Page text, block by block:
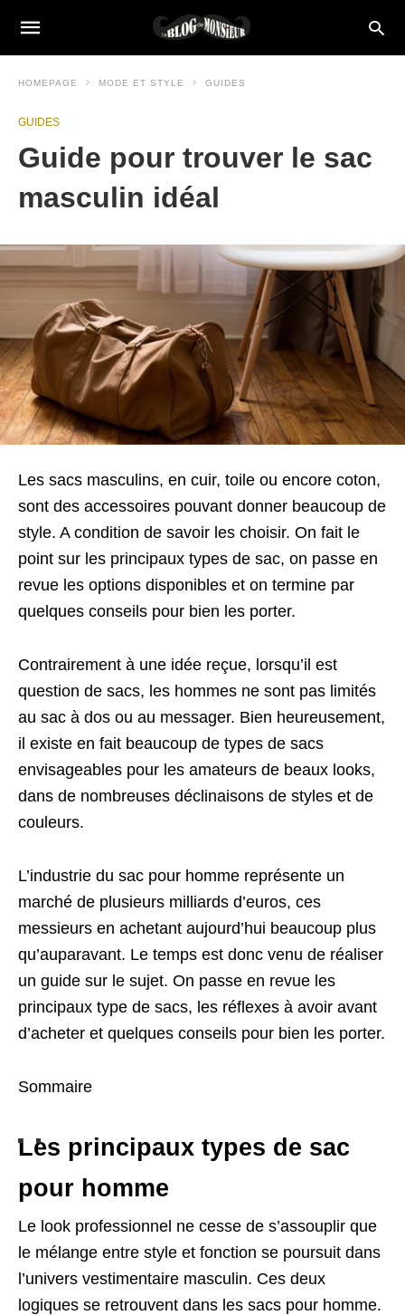
HOMEPAGE MODE ET STYLE GUIDES
GUIDES
Guide pour trouver le sac
masculin idéal
Les sacs masculins, en cuir, toile ou encore coton,
sont des accessoires pouvant donner beaucoup de
style. A condition de savoir les choisir. On fait le
point sur les principaux types de sac, on passe en
revue les options disponibles et on termine par
quelques conseils pour bien les porter.
Contrairement à une idée reçue, lorsqu’il est
question de sacs, les hommes ne sont pas limités
au sac à dos ou au messager. Bien heureusement,
il existe en fait beaucoup de types de sacs
envisageables pour les amateurs de beaux looks,
dans de nombreuses déclinaisons de styles et de
couleurs.
L’industrie du sac pour homme représente un
marché de plusieurs milliards d’euros, ces
messieurs en achetant aujourd’hui beaucoup plus
qu’auparavant. Le temps est donc venu de réaliser
un guide sur le sujet. On passe en revue les
principaux type de sacs, les réflexes à avoir avant
d’acheter et quelques conseils pour bien les porter.
Sommaire
Les principaux types de sac
pour homme
Le look professionnel ne cesse de s’assouplir que
le mélange entre style et fonction se poursuit dans
l’univers vestimentaire masculin. Ces deux
logiques se retrouvent dans les sacs pour homme.